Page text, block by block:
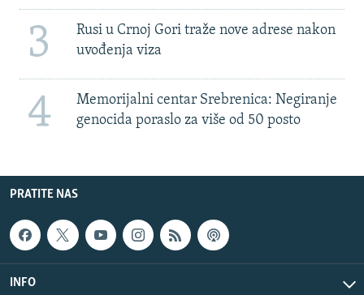
3
Rusi u Crnoj Gori traže nove adrese nakon
uvođenja viza
4
Memorijalni centar Srebrenica: Negiranje
genocida poraslo za više od 50 posto
PRATITE NAS
INFO